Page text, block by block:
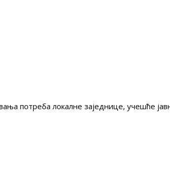
потреба локалне заједнице, учешће